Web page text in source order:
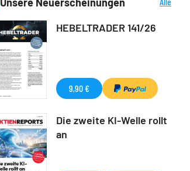
HEBELTRADER 141/26
9,90 €
Die zweite KI-Welle rollt
an